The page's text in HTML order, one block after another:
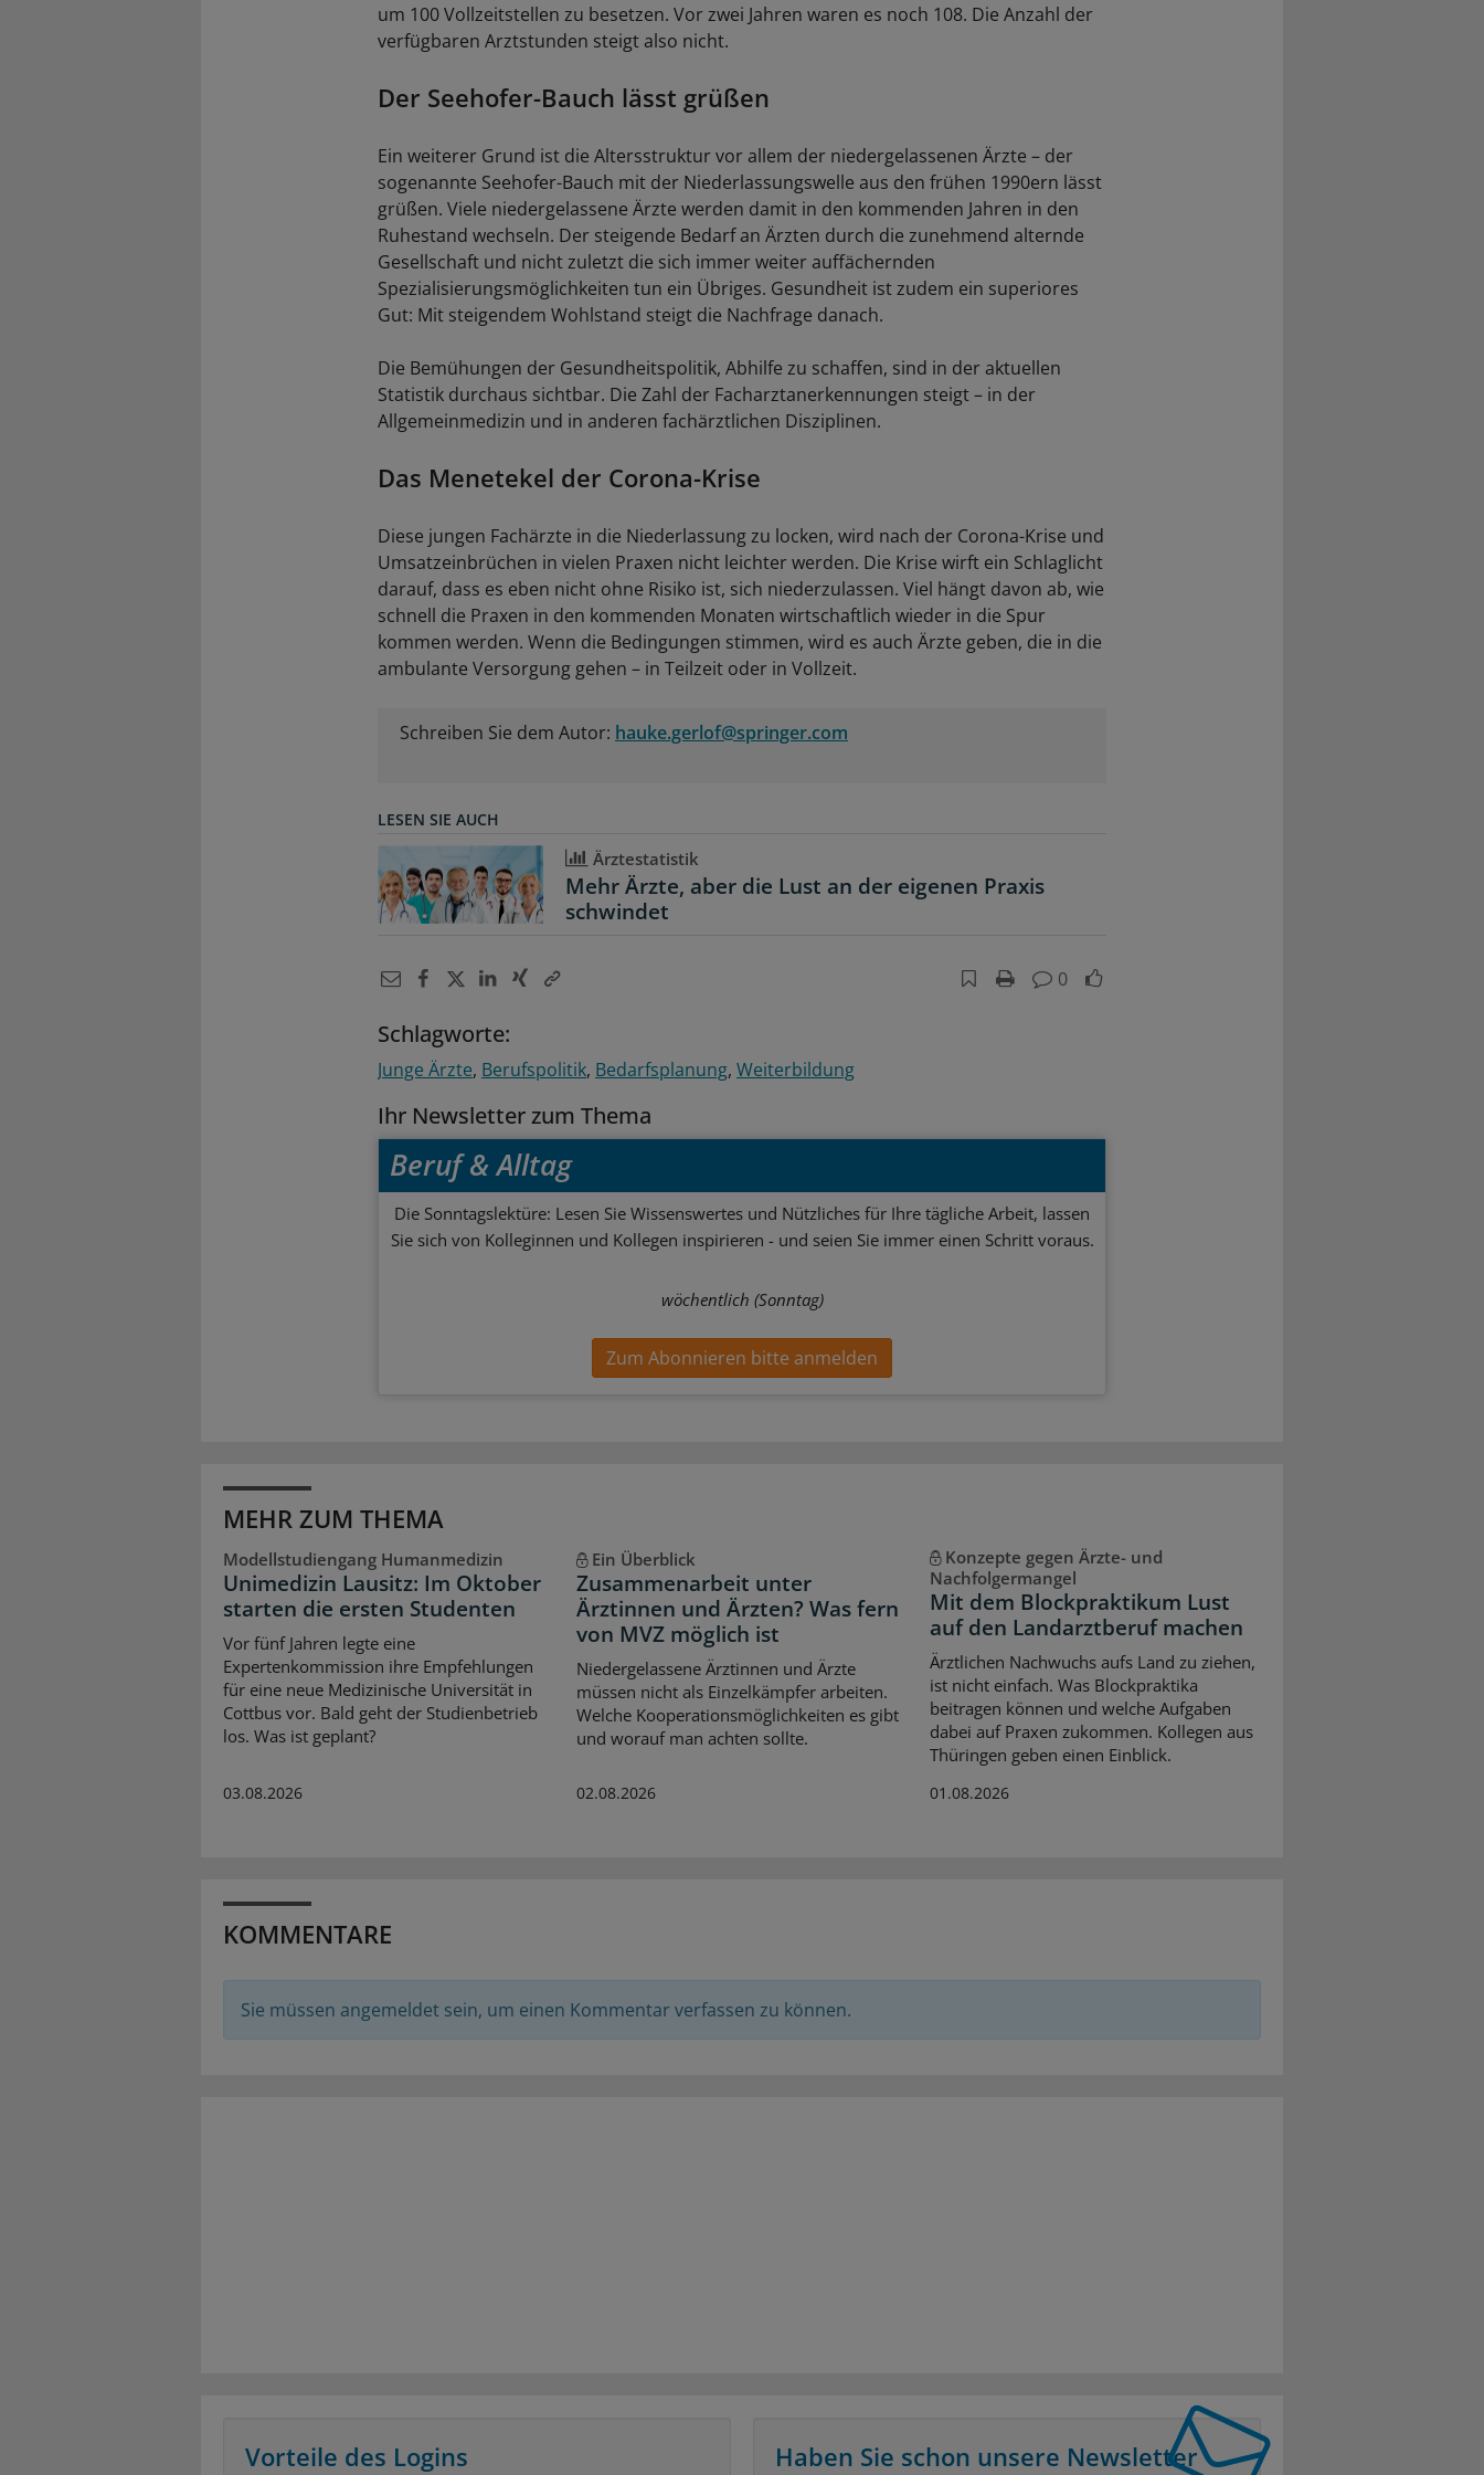
um 100 Vollzeitstellen zu besetzen. Vor zwei Jahren waren es noch 108. Die Anzahl der
verfügbaren Arztstunden steigt also nicht.
Der Seehofer-Bauch lässt grüßen
Ein weiterer Grund ist die Altersstruktur vor allem der niedergelassenen Ärzte – der
sogenannte Seehofer-Bauch mit der Niederlassungswelle aus den frühen 1990ern lässt
grüßen. Viele niedergelassene Ärzte werden damit in den kommenden Jahren in den
Ruhestand wechseln. Der steigende Bedarf an Ärzten durch die zunehmend alternde
Gesellschaft und nicht zuletzt die sich immer weiter auffächernden
Spezialisierungsmöglichkeiten tun ein Übriges. Gesundheit ist zudem ein superiores
Gut: Mit steigendem Wohlstand steigt die Nachfrage danach.
Die Bemühungen der Gesundheitspolitik, Abhilfe zu schaffen, sind in der aktuellen
Statistik durchaus sichtbar. Die Zahl der Facharztanerkennungen steigt – in der
Allgemeinmedizin und in anderen fachärztlichen Disziplinen.
Das Menetekel der Corona-Krise
Diese jungen Fachärzte in die Niederlassung zu locken, wird nach der Corona-Krise und
Umsatzeinbrüchen in vielen Praxen nicht leichter werden. Die Krise wirft ein Schlaglicht
darauf, dass es eben nicht ohne Risiko ist, sich niederzulassen. Viel hängt davon ab, wie
schnell die Praxen in den kommenden Monaten wirtschaftlich wieder in die Spur
kommen werden. Wenn die Bedingungen stimmen, wird es auch Ärzte geben, die in die
ambulante Versorgung gehen – in Teilzeit oder in Vollzeit.
Schreiben Sie dem Autor: hauke.gerlof@springer.com
LESEN SIE AUCH
Ärztestatistik
Mehr Ärzte, aber die Lust an der eigenen Praxis
schwindet
0
Schlagworte:
Junge Ärzte Berufspolitik Bedarfsplanung Weiterbildung
Ihr Newsletter zum Thema
Beruf & Alltag
Die Sonntagslektüre: Lesen Sie Wissenswertes und Nützliches für Ihre tägliche Arbeit, lassen
Sie sich von Kolleginnen und Kollegen inspirieren - und seien Sie immer einen Schritt voraus.
wöchentlich (Sonntag)
Zum Abonnieren bitte anmelden
MEHR ZUM THEMA
Modellstudiengang Humanmedizin
Unimedizin Lausitz: Im Oktober
starten die ersten Studenten
Vor fünf Jahren legte eine
Expertenkommission ihre Empfehlungen
für eine neue Medizinische Universität in
Cottbus vor. Bald geht der Studienbetrieb
los. Was ist geplant?
03.08.2026
Ein Überblick
Zusammenarbeit unter
Ärztinnen und Ärzten? Was fern
von MVZ möglich ist
Niedergelassene Ärztinnen und Ärzte
müssen nicht als Einzelkämpfer arbeiten.
Welche Kooperationsmöglichkeiten es gibt
und worauf man achten sollte.
02.08.2026
Konzepte gegen Ärzte- und
Nachfolgermangel
Mit dem Blockpraktikum Lust
auf den Landarztberuf machen
Ärztlichen Nachwuchs aufs Land zu ziehen,
ist nicht einfach. Was Blockpraktika
beitragen können und welche Aufgaben
dabei auf Praxen zukommen. Kollegen aus
Thüringen geben einen Einblick.
01.08.2026
KOMMENTARE
Sie müssen angemeldet sein, um einen Kommentar verfassen zu können.
Vorteile des Logins
Haben Sie schon unsere Newsletter